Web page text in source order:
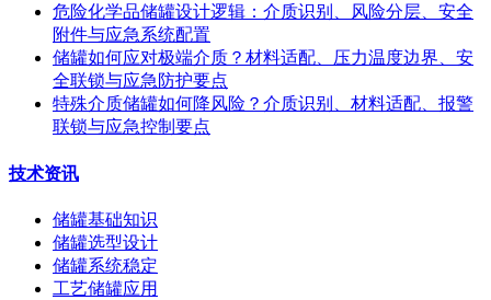
危险化学品储罐设计逻辑：介质识别、风险分层、安全
附件与应急系统配置
储罐如何应对极端介质？材料适配、压力温度边界、安
全联锁与应急防护要点
特殊介质储罐如何降风险？介质识别、材料适配、报警
联锁与应急控制要点
技术资讯
储罐基础知识
储罐选型设计
储罐系统稳定
工艺储罐应用